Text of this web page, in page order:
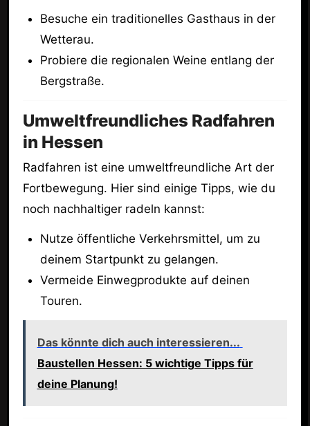
Besuche ein traditionelles Gasthaus in der
Wetterau.
Probiere die regionalen Weine entlang der
Bergstraße.
Umweltfreundliches Radfahren
in Hessen
Radfahren ist eine umweltfreundliche Art der
Fortbewegung. Hier sind einige Tipps, wie du
noch nachhaltiger radeln kannst:
Nutze öffentliche Verkehrsmittel, um zu
deinem Startpunkt zu gelangen.
Vermeide Einwegprodukte auf deinen
Touren.
Das könnte dich auch interessieren...
Baustellen Hessen: 5 wichtige Tipps für
deine Planung!